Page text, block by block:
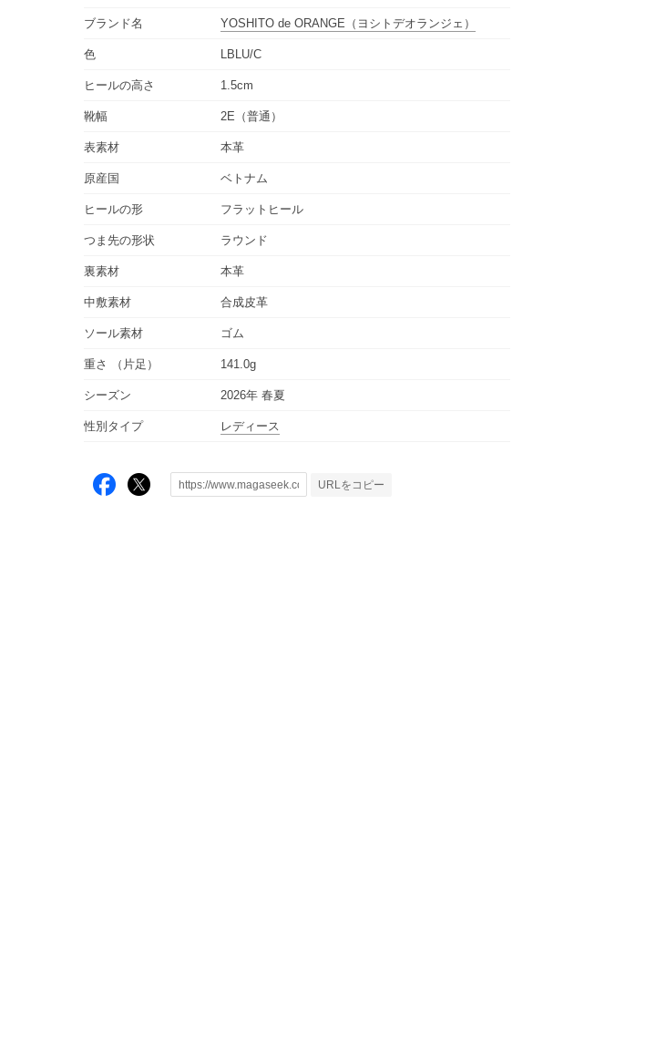
ブランド名 YOSHITO de ORANGE （ヨシトデオランジェ）
色 LBLU/C
ヒールの高さ 1.5cm
靴幅 2E（普通）
表素材 本革
原産国 ベトナム
ヒールの形 フラットヒール
つま先の形状 ラウンド
裏素材 本革
中敷素材 合成皮革
ソール素材 ゴム
重さ （片足） 141.0g
シーズン 2026年 春夏
性別タイプ レディース
URLをコピー